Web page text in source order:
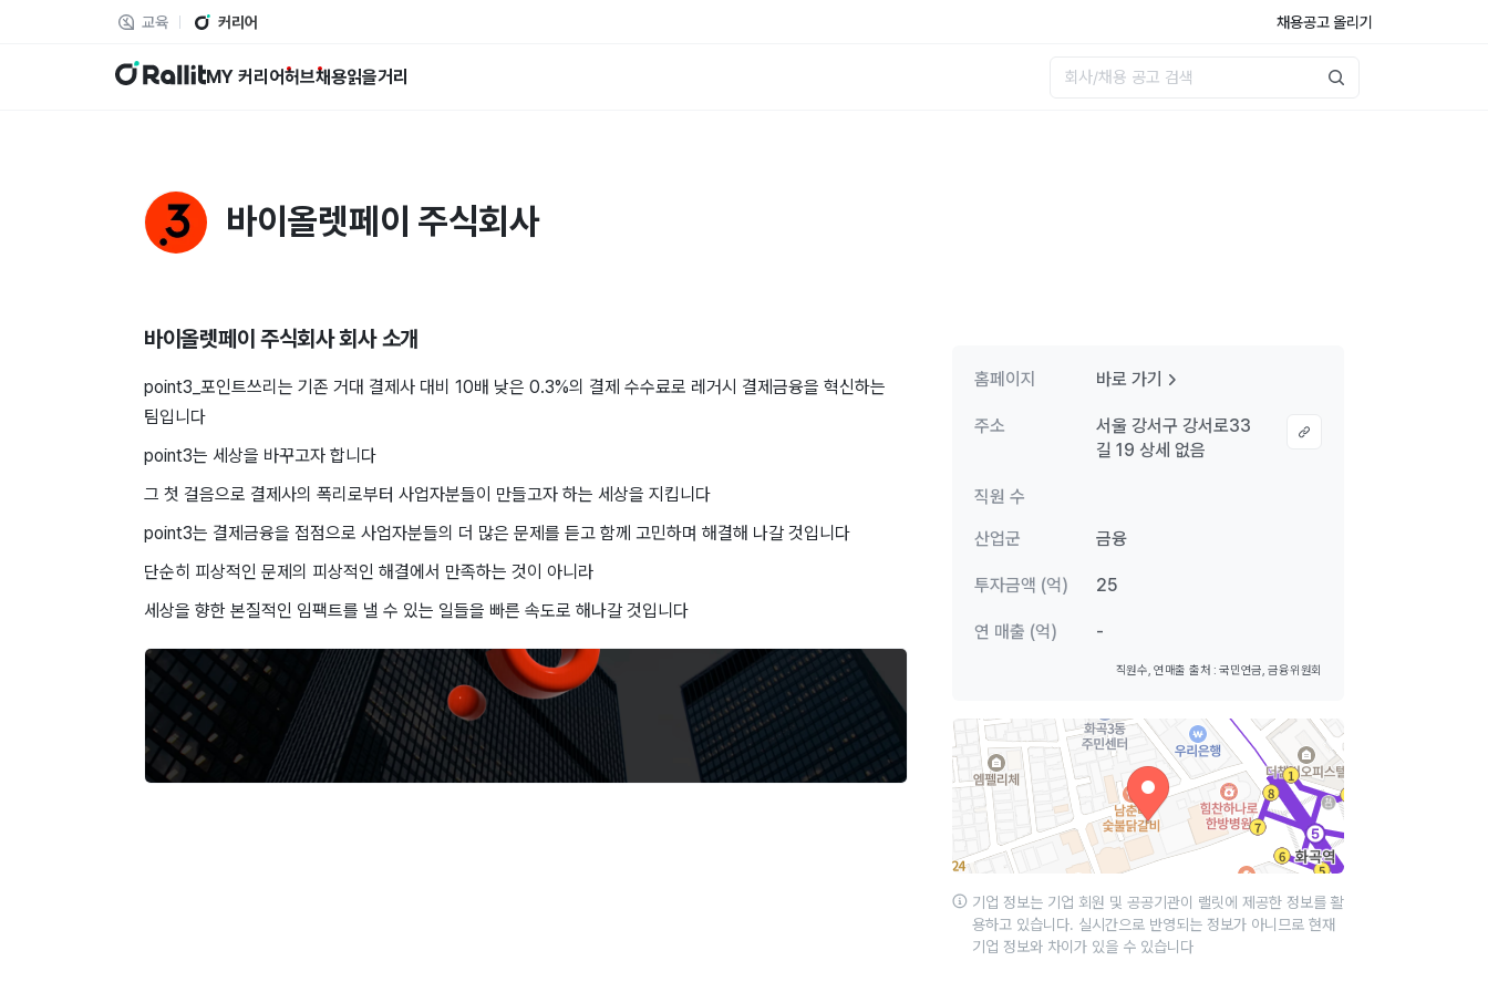
교육 커리어 채용공고 올리기
랠릿 MY 커리어허브채용읽을거리
바이올렛페이 주식회사
바이올렛페이 주식회사회사 소개
point3_포인트쓰리는 기존 거대 결제사 대비 10배 낮은 0.3%의 결제 수수료로 레거시 결제금융을 혁신하는
팀입니다
point3는 세상을 바꾸고자 합니다
그 첫 걸음으로 결제사의 폭리로부터 사업자분들이 만들고자 하는 세상을 지킵니다
point3는 결제금융을 접점으로 사업자분들의 더 많은 문제를 듣고 함께 고민하며 해결해 나갈 것입니다
단순히 피상적인 문제의 피상적인 해결에서 만족하는 것이 아니라
세상을 향한 본질적인 임팩트를 낼 수 있는 일들을 빠른 속도로 해나갈 것입니다
홈페이지 바로 가기
주소
서울 강서구 강서로33
길 19 상세 없음
직원 수
산업군
금융
투자금액 (억) 25
연 매출 (억) -
직원수, 연매출 출처 : 국민연금, 금융위원회
기업 정보는 기업 회원 및 공공기관이 랠릿에 제공한 정보를 활
용하고 있습니다. 실시간으로 반영되는 정보가 아니므로 현재
기업 정보와 차이가 있을 수 있습니다